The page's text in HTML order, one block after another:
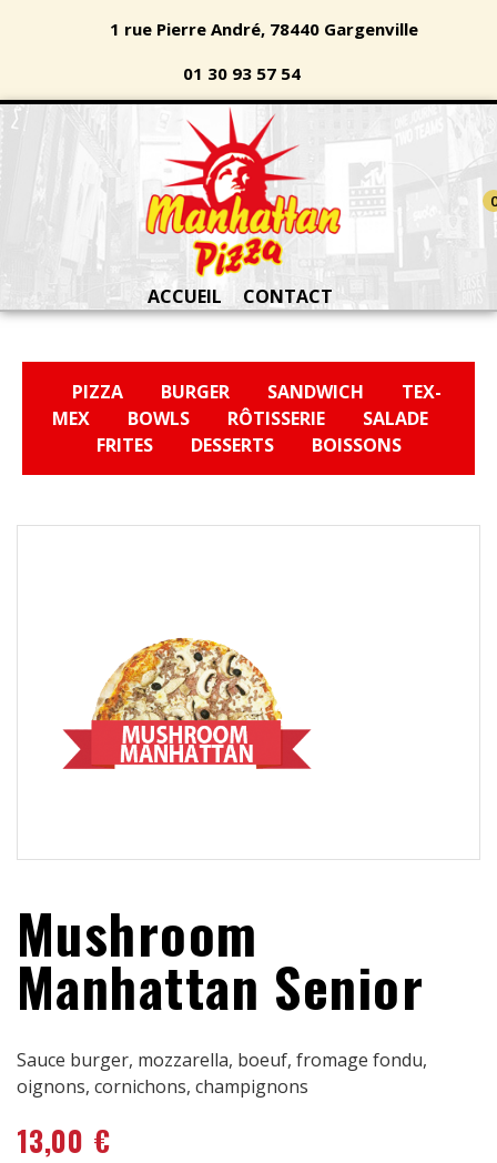
1 rue Pierre André, 78440 Gargenville
01 30 93 57 54
0
ACCUEIL CONTACT
PIZZA BURGER SANDWICH
TEX-
MEX
BOWLS RÔTISSERIE
SALADE
FRITES
DESSERTS BOISSONS
Mushroom
Manhattan Senior
Sauce burger, mozzarella, boeuf, fromage fondu,
oignons, cornichons, champignons
13,00 €